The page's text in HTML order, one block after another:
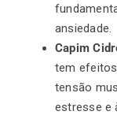
ansiedade.
Capim
tem
tensão
estresse e